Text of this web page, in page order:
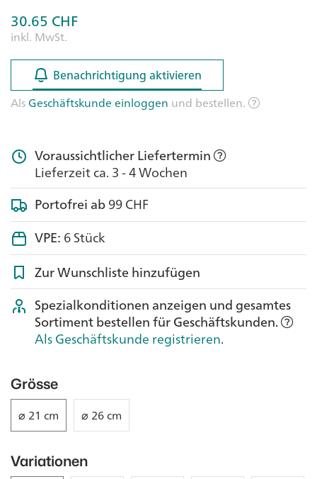
30.65 CHF
inkl. MwSt.
Benachrichtigung aktivieren
Benachrichtigung aktivieren
AlsGeschäftskunde einloggen und bestellen.
Voraussichtlicher Liefertermin
Lieferzeit ca. 3 - 4 Wochen
Portofrei ab99 CHF
VPE:6 Stück
Zur Wunschliste hinzufügen
Spezialkonditionen anzeigen und gesamtes
Sortiment bestellen für Geschäftskunden.
Als Geschäftskunde registrieren.
Grösse
⌀ 21 cm ⌀ 26 cm
Variationen